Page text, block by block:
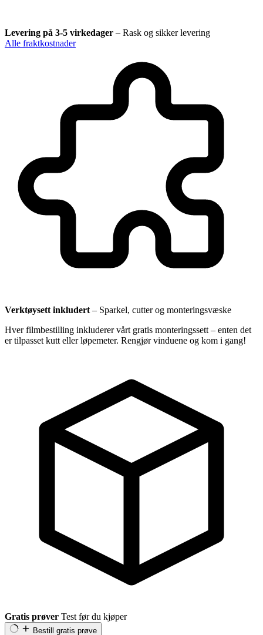
Levering på 3-5 virkedager – Rask og sikker levering
Alle fraktkostnader
Verktøysett inkludert – Sparkel, cutter og monteringsvæske
Hver filmbestilling inkluderer vårt gratis monteringssett – enten det
er tilpasset kutt eller løpemeter. Rengjør vinduene og kom i gang!
Gratis prøver Test før du kjøper
Bestill gratis prøve